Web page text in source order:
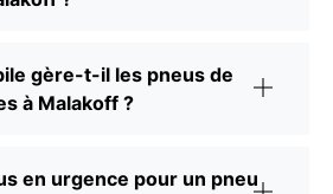
gère-t-il les pneus de
à Malakoff ?
en urgence pour un pneu